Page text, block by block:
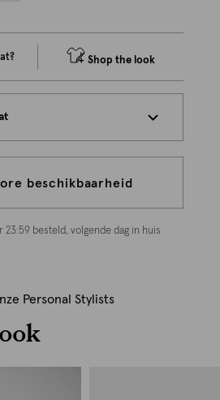
Shop the look
beschikbaarheid
23:59 besteld, volgende dag in huis
Personal Stylists